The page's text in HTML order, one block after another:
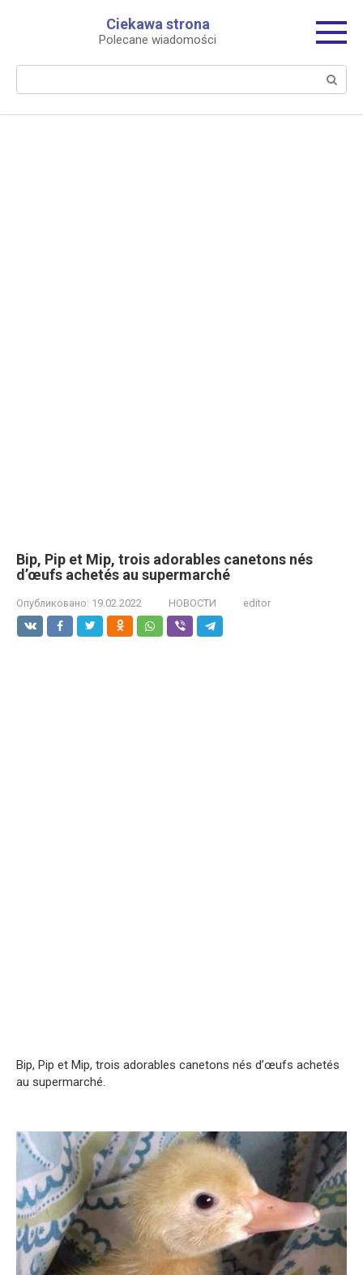
Ciekawa strona
Polecane wiadomości
Bip, Pip et Mip, trois adorables canetons nés
d’œufs achetés au supermarché
Опубликовано: 19.02.2022 НОВОСТИ editor
Bip, Pip et Mip, trois adorables canetons nés d’œufs achetés
au supermarché.